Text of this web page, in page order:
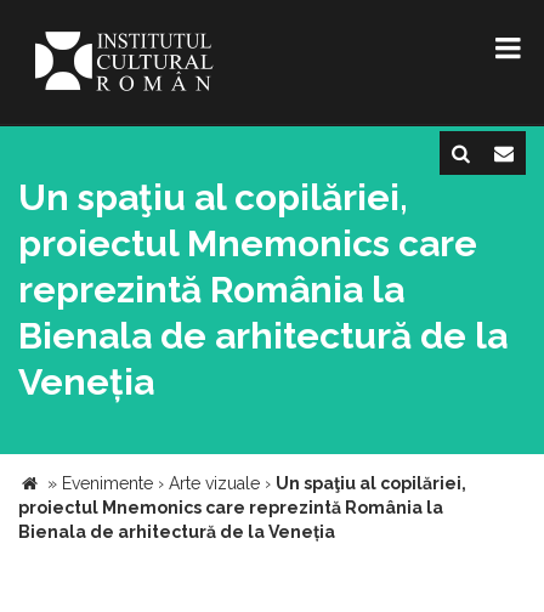
Un spaţiu al copilăriei,
proiectul Mnemonics care
reprezintă România la
Bienala de arhitectură de la
Veneția
» Evenimente › Arte vizuale › Un spaţiu al copilăriei,
proiectul Mnemonics care reprezintă România la
Bienala de arhitectură de la Veneția